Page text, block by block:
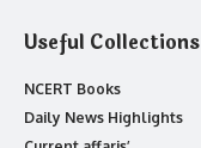
Useful Collections
NCERT Books
Daily News Highlights